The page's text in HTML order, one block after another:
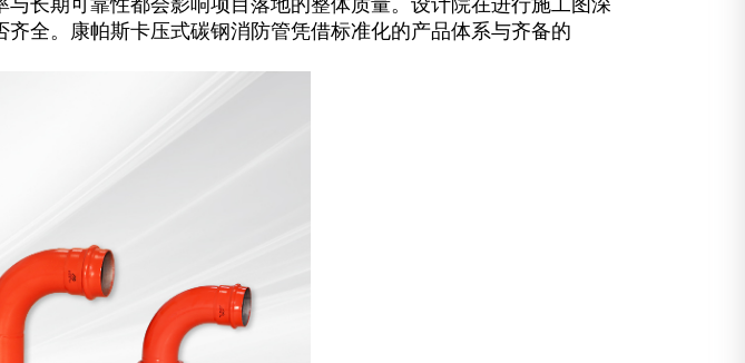
长期可靠性都会影响项目落地的整体质量。设计院在进行施工图深
全。康帕斯卡压式碳钢消防管凭借标准化的产品体系与齐备的